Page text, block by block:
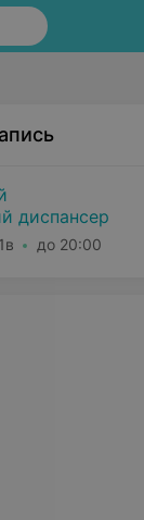
диспансер
до 20:00